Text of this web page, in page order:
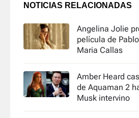
NOTICIAS RELACIONADAS
Angelina Jolie
película de
Maria Callas
Amber Heard
de Aquaman 2
Musk intervino